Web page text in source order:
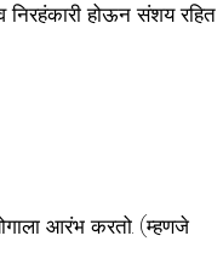
निरहंकारी होऊन संशय रहित
आरंभ करतो. (म्हणजे